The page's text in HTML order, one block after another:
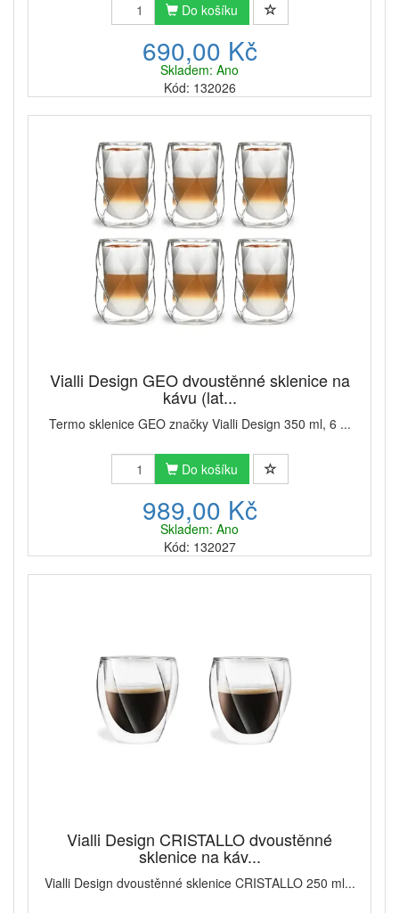
Do košíku
690,00 Kč
Skladem: Ano
Kód: 132026
Vialli Design GEO dvoustěnné sklenice na
kávu (lat...
Termo sklenice GEO značky Vialli Design 350 ml, 6 ...
Do košíku
989,00 Kč
Skladem: Ano
Kód: 132027
Vialli Design CRISTALLO dvoustěnné
sklenice na káv...
Vialli Design dvoustěnné sklenice CRISTALLO 250 ml...